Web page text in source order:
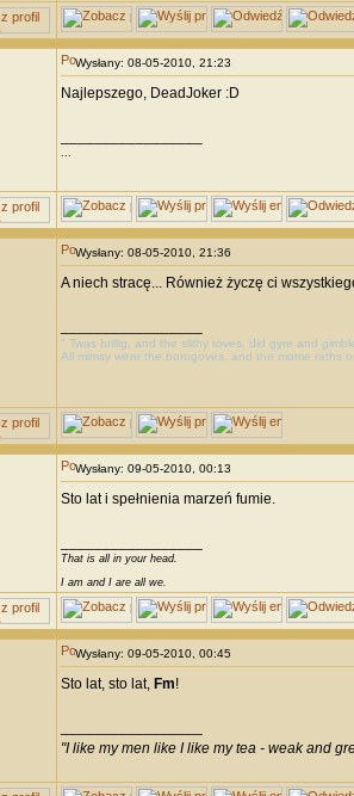
Wysłany: 08-05-2010, 21:23
Najlepszego, DeadJoker :D
...
Wysłany: 08-05-2010, 21:36
A niech stracę... Również życzę ci
" Twas brillig, and the slithy toves, did gyre and
All mimsy were the borogoves, and the mome raths
Wysłany: 09-05-2010, 00:13
Sto lat i spełnienia marzeń fumie.
That is all in your head.
I am and I are all we.
Wysłany: 09-05-2010, 00:45
Sto lat, sto lat, Fm!
"I like my men like I like my tea - weak and